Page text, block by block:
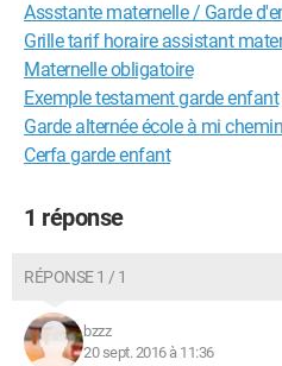
Assstante maternelle / Garde
Grille tarif horaire assistant
Maternelle obligatoire
Exemple testament garde enfant
Garde alternée école à mi chemin
Cerfa garde enfant
1 réponse
RÉPONSE 1 / 1
bzzz
20 sept. 2016 à 11:36